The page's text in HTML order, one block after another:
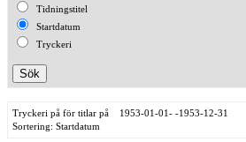
Tidningstitel
Startdatum
Tryckeri
Tryckeri på för titlar på 1953-01-01- -1953-12-31
Sortering: Startdatum